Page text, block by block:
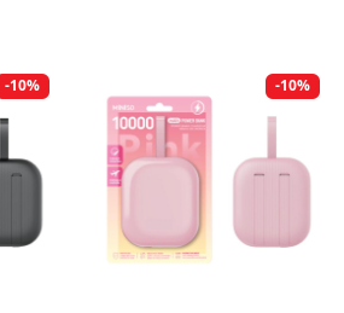
-10% -10%